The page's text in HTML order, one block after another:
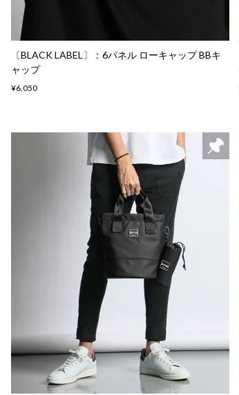
〔BLACK LABEL〕：6パネル ローキャップ BBキ
ャップ
¥6,050